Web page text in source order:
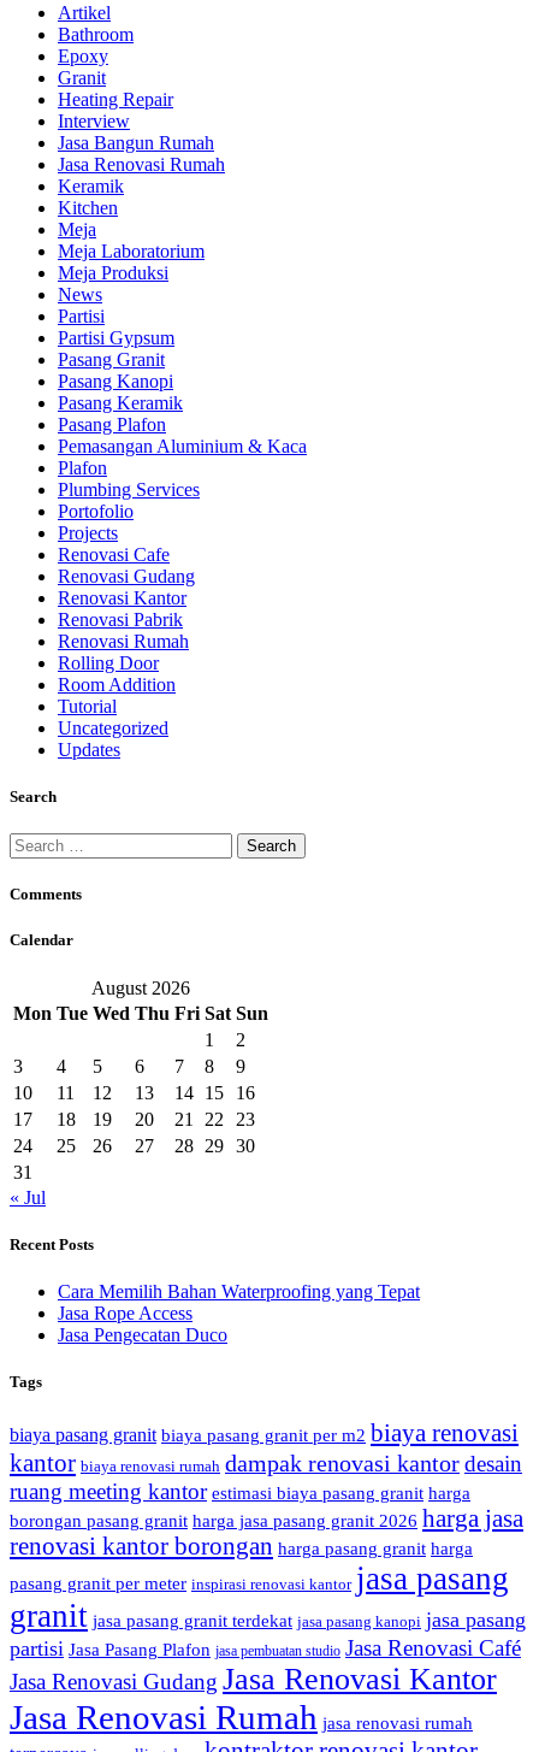
Artikel
Bathroom
Epoxy
Granit
Heating Repair
Interview
Jasa Bangun Rumah
Jasa Renovasi Rumah
Keramik
Kitchen
Meja
Meja Laboratorium
Meja Produksi
News
Partisi
Partisi Gypsum
Pasang Granit
Pasang Kanopi
Pasang Keramik
Pasang Plafon
Pemasangan Aluminium & Kaca
Plafon
Plumbing Services
Portofolio
Projects
Renovasi Cafe
Renovasi Gudang
Renovasi Kantor
Renovasi Pabrik
Renovasi Rumah
Rolling Door
Room Addition
Tutorial
Uncategorized
Updates
Search
Search
for:
Comments
Calendar
August 2026
Mon Tue Wed Thu Fri Sat Sun
1
2
3
4 5 6 7 8
9
10
11 12 13 14 15
16
17
18 19 20 21 22
23
24
25 26 27 28 29 30
31
« Jul
Recent Posts
Cara Memilih Bahan Waterproofing yang Tepat
Jasa Rope Access
Jasa Pengecatan Duco
Tags
biaya pasang granit biaya pasang granit per m2 biaya renovasi
kantor biaya renovasi rumah dampak renovasi kantordesain
ruang meeting kantor estimasi biaya pasang granit harga
borongan pasang granit harga jasa pasang granit 2026 harga jasa
renovasi kantor borongan harga pasang granit harga
pasang granit per meter inspirasi renovasi kantor jasa pasang
granit jasa pasang granit terdekat jasa pasang kanopi jasa pasang
partisi Jasa Pasang Plafon jasa pembuatan studio Jasa Renovasi Café
Jasa Renovasi Gudang Jasa Renovasi Kantor
Jasa Renovasi Rumah jasa renovasi rumah